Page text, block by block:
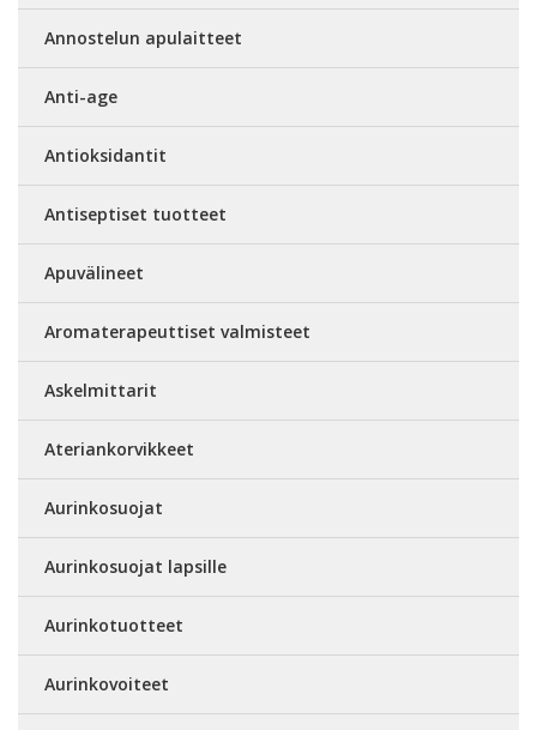
Annostelun apulaitteet
Anti-age
Antioksidantit
Antiseptiset tuotteet
Apuvälineet
Aromaterapeuttiset valmisteet
Askelmittarit
Ateriankorvikkeet
Aurinkosuojat
Aurinkosuojat lapsille
Aurinkotuotteet
Aurinkovoiteet